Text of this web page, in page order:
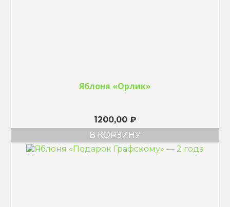
Яблоня «Орлик»
1200,00 ₽
В КОРЗИНУ